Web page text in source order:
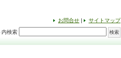
お問合せ |
サイトマップ
内検索